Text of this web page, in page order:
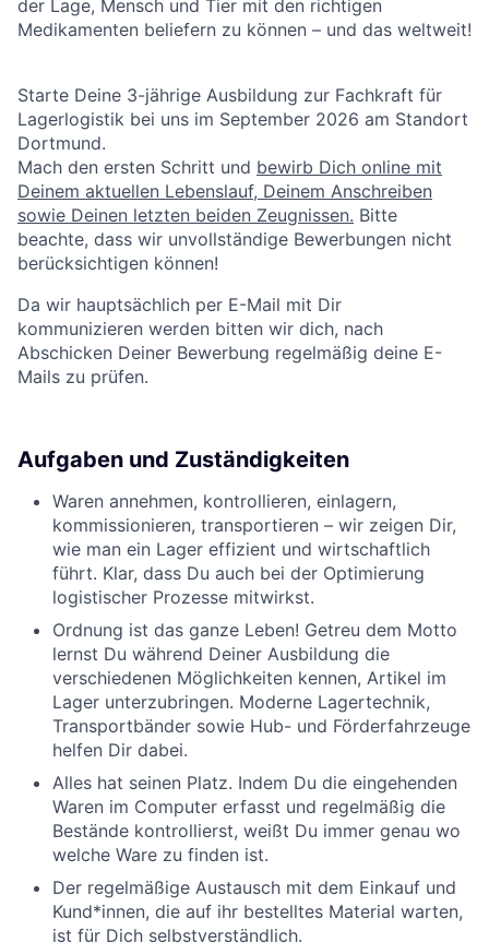
der Lage, Mensch und Tier mit den richtigen
Medikamenten beliefern zu können – und das weltweit!
Starte Deine 3-jährige Ausbildung zur Fachkraft für
Lagerlogistik bei uns im September 2026 am Standort
Dortmund.
Mach den ersten Schritt und bewirb Dich online mit
Deinem aktuellen Lebenslauf, Deinem Anschreiben
sowie Deinen letzten beiden Zeugnissen. Bitte
beachte, dass wir unvollständige Bewerbungen nicht
berücksichtigen können!
Da wir hauptsächlich per E-Mail mit Dir
kommunizieren werden bitten wir dich, nach
Abschicken Deiner Bewerbung regelmäßig deine E-
Mails zu prüfen.
Aufgaben und Zuständigkeiten
Waren annehmen, kontrollieren, einlagern,
kommissionieren, transportieren – wir zeigen Dir,
wie man ein Lager effizient und wirtschaftlich
führt. Klar, dass Du auch bei der Optimierung
logistischer Prozesse mitwirkst.
Ordnung ist das ganze Leben! Getreu dem Motto
lernst Du während Deiner Ausbildung die
verschiedenen Möglichkeiten kennen, Artikel im
Lager unterzubringen. Moderne Lagertechnik,
Transportbänder sowie Hub- und Förderfahrzeuge
helfen Dir dabei.
Alles hat seinen Platz. Indem Du die eingehenden
Waren im Computer erfasst und regelmäßig die
Bestände kontrollierst, weißt Du immer genau wo
welche Ware zu finden ist.
Der regelmäßige Austausch mit dem Einkauf und
Kund*innen, die auf ihr bestelltes Material warten,
ist für Dich selbstverständlich.